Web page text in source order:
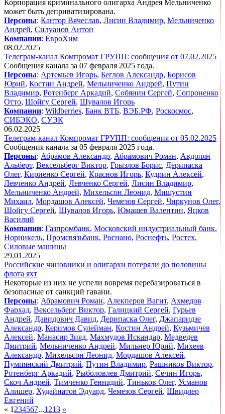
Корпорация криминального олигарха Андрея Мельниченко
может быть деприватизирована.
Персоны: Кантор Вячеслав, Лисин Владимир, Мельниченко
Андрей, Силуанов Антон
Компании: ЕвроХим
08.02.2025
Телеграм-канал Компромат ГРУПП: сообщения от 07.02.2025
Сообщения канала за 07 февраля 2025 года.
Персоны: Артемьев Игорь, Беглов Александр, Борисов
Юрий, Костин Андрей, Мельниченко Андрей, Путин
Владимир, Ротенберг Аркадий, Собянин Сергей, Сопроненко
Отто, Шойгу Сергей, Шувалов Игорь
Компании: Wildberries, Банк ВТБ, ВЭБ.РФ, Роскосмос,
СИБЭКО, СУЭК
06.02.2025
Телеграм-канал Компромат ГРУПП: сообщения от 05.02.2025
Сообщения канала за 05 февраля 2025 года.
Персоны: Абрамов Александр, Абрамович Роман, Авдолян
Альберт, Вексельберг Виктор, Грызлов Борис, Дерипаска
Олег, Кириенко Сергей, Краснов Игорь, Кудрин Алексей,
Левченко Андрей, Левченко Сергей, Лисин Владимир,
Мельниченко Андрей, Михельсон Леонид, Мишустин
Михаил, Мордашов Алексей, Чемезов Сергей, Чиркунов Олег,
Шойгу Сергей, Шувалов Игорь, Юмашев Валентин, Яцков
Василий
Компании: Газпромбанк, Московский индустриальный банк,
Норникель, Промсвязьбанк, Роснано, Роснефть, Ростех,
Силовые машины
29.01.2025
Российские чиновники и олигархи потеряли до половины
флота яхт
Некоторые из них не успели вовремя перебазироваться в
безопасные от санкций гавани.
Персоны: Абрамович Роман, Алекперов Вагит, Ахмедов
Фархад, Вексельберг Виктор, Галицкий Сергей, Гурьев
Андрей, Давидович Давид, Дерипаска Олег, Джапаридзе
Александр, Керимов Сулейман, Костин Андрей, Кузьмичев
Алексей, Манасир Зияд, Махмудов Искандар, Медведев
Дмитрий, Мельниченко Андрей, Мильнер Юрий, Михеев
Александр, Михельсон Леонид, Мордашов Алексей,
Пумпянский Дмитрий, Путин Владимир, Рашников Виктор,
Ротенберг Аркадий, Рыболовлев Дмитрий, Сечин Игорь,
Скоч Андрей, Тимченко Геннадий, Тиньков Олег, Усманов
Алишер, Худайнатов Эдуард, Чемезов Сергей, Швидлер
Евгений
« 1 234567...1213 »